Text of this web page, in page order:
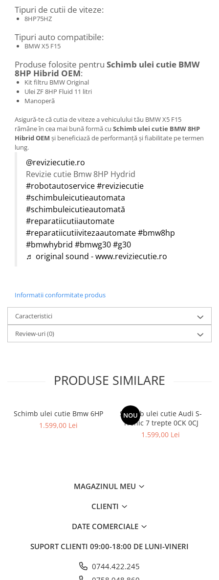
Tipuri de cutii de viteze:
8HP75HZ
Tipuri auto compatibile:
BMW X5 F15
Produse folosite pentru Schimb ulei cutie BMW
8HP Hibrid OEM:
Kit filtru BMW Original
Ulei ZF 8HP Fluid 11 litri
Manoperă
Asigură-te că cutia de viteze a vehiculului tău BMW X5 F15
rămâne în cea mai bună formă cu Schimb ulei cutie BMW 8HP
Hibrid OEM și beneficiază de performanță și fiabilitate pe termen
lung.
@reviziecutie.ro
Revizie cutie Bmw 8HP Hydrid
#robotautoservice#reviziecutie
#schimbuleicutieautomata
#schimbuleicutieautomată
#reparatiicutiiautomate
#reparatiicutiivitezaautomate#bmw8hp
#bmwhybrid #bmwg30#g30
♬ original sound - www.reviziecutie.ro
Informatii conformitate produs
Caracteristici
Review-uri(0)
PRODUSE SIMILARE
Schimb ulei cutie Bmw 6HP
1.599,00 Lei
NOU
Schimb ulei cutie Audi S-
Tronic 7 trepte 0CK 0CJ
1.599,00 Lei
MAGAZINUL MEU
CLIENTI
DATE COMERCIALE
SUPORT CLIENTI 09:00-18:00 DE LUNI-VINERI
0744.422.245